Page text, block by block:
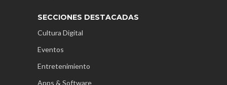
SECCIONES DESTACADAS
Cultura Digital
Eventos
Entretenimiento
Apps & Software